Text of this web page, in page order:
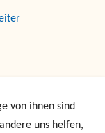
von ihnen sind
uns helfen,